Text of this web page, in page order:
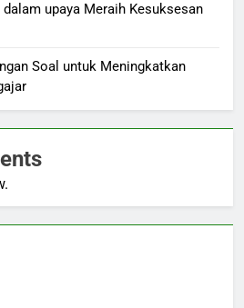
dalam upaya Meraih Kesuksesan
Soal untuk Meningkatkan